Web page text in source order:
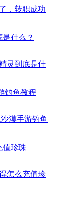
什么？
钓鱼教程
值珍珠